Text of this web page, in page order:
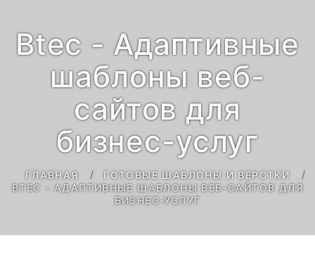
Btec - Адаптивные
шаблоны веб-
сайтов для
бизнес-услуг
ГЛАВНАЯ
ГОТОВЫЕ ШАБЛОНЫ И ВЕРСТКИ
BTEC - АДАПТИВНЫЕ ШАБЛОНЫ ВЕБ-САЙТОВ ДЛЯ
БИЗНЕС-УСЛУГ